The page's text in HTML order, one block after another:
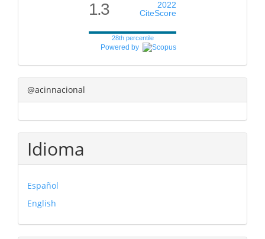
1.3
2022
CiteScore
28th percentile
Powered by
@acinnacional
Idioma
Español
English